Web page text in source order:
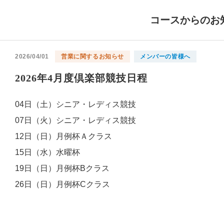
コースからのお
2026/04/01 営業に関するお知らせ メンバーの皆様へ
2026年4月度倶楽部競技日程
04日（土）シニア・レディス競技
07日（火）シニア・レディス競技
12日（日）月例杯Ａクラス
15日（水）水曜杯
19日（日）月例杯Bクラス
26日（日）月例杯Cクラス